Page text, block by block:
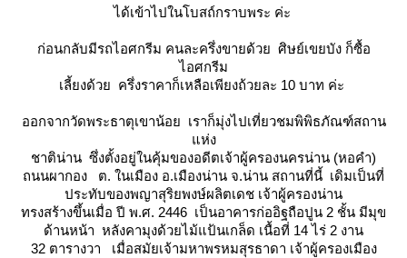
ได้เข้าไปในโบสถ์กราบพระ ค่ะ
ก่อนกลับมีรถไอศกรีม คนละครึ่งขายด้วย ศิษย์เขยบัง ก็ซื้อ
ไอศกรีม
เลี้ยงด้วย ครึ่งราคาก็เหลือเพียงถ้วยละ 10 บาท ค่ะ
ออกจากวัดพระธาตุเขาน้อย เราก็มุ่งไปเที่ยวชมพิพิธภัณฑ์สถาน
ห่ง
ชาติน่าน ซึ่งตั้งอยู่ในคุ้มของอดีตเจ้าผู้ครองนครน่าน (หอคำ)
ถนนผากอง ต. ในเมือง อ.เมืองน่าน จ.น่าน สถานที่นี้ เดิมเป็นที่
ประทับของพญาสุริยพงษ์ผลิตเดช เจ้าผู้ครองน่าน
ทรงสร้างขึ้นเมื่อ ปี พ.ศ. 2446 เป็นอาคารก่ออิฐถือปูน 2 ชั้น มีมุข
ด้านหน้า หลังคามุงด้วยไม้แป้นเกล็ด เนื้อที่ 14 ไร่ 2 งาน
32 ตารางวา เมื่อสมัยเจ้ามหาพรหมสุรธาดา เจ้าผู้ครองเมือง